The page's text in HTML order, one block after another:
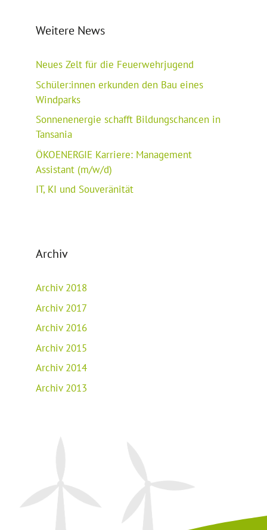
Weitere News
Neues Zelt für die Feuerwehrjugend
Schüler:innen erkunden den Bau eines
Windparks
Sonnenenergie schafft Bildungschancen in
Tansania
ÖKOENERGIE Karriere: Management
Assistant (m/w/d)
IT, KI und Souveränität
Archiv
Archiv 2018
Archiv 2017
Archiv 2016
Archiv 2015
Archiv 2014
Archiv 2013